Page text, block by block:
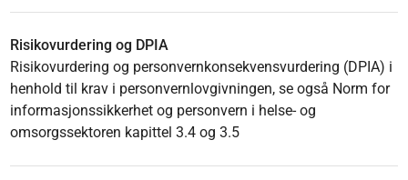
Risikovurdering og DPIA
Risikovurdering og personvernkonsekvensvurdering (DPIA) i
henhold til krav i personvernlovgivningen, se også Norm for
informasjonssikkerhet og personvern i helse- og
omsorgssektoren kapittel 3.4 og 3.5